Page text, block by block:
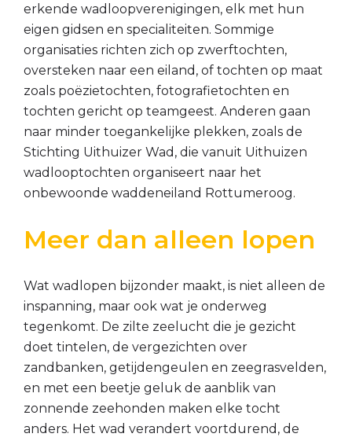
erkende wadloopverenigingen, elk met hun
eigen gidsen en specialiteiten. Sommige
organisaties richten zich op zwerftochten,
oversteken naar een eiland, of tochten op maat
zoals poëzietochten, fotografietochten en
tochten gericht op teamgeest. Anderen gaan
naar minder toegankelijke plekken, zoals de
Stichting Uithuizer Wad, die vanuit Uithuizen
wadlooptochten organiseert naar het
onbewoonde waddeneiland Rottumeroog.
Meer dan alleen lopen
Wat wadlopen bijzonder maakt, is niet alleen de
inspanning, maar ook wat je onderweg
tegenkomt. De zilte zeelucht die je gezicht
doet tintelen, de vergezichten over
zandbanken, getijdengeulen en zeegrasvelden,
en met een beetje geluk de aanblik van
zonnende zeehonden maken elke tocht
anders. Het wad verandert voortdurend, de